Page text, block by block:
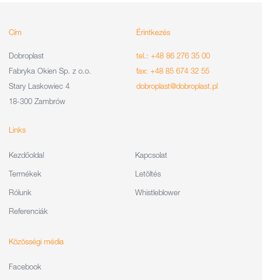
Cím
Dobroplast
Fabryka Okien Sp. z o.o.
Stary Laskowiec 4
18-300 Zambrów
Érintkezés
tel.: +48 86 276 35 00
fax: +48 85 674 32 55
dobroplast@dobroplast.pl
Links
Kezdőoldal
Termékek
Rólunk
Referenciák
Kapcsolat
Letöltés
Whistleblower
Közösségi média
Facebook